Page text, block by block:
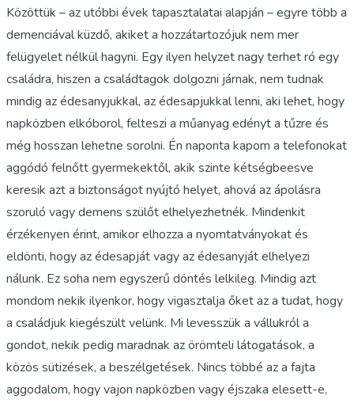
Közöttük – az utóbbi évek tapasztalatai alapján – egyre több a
demenciával küzdő, akiket a hozzátartozójuk nem mer
felügyelet nélkül hagyni. Egy ilyen helyzet nagy terhet ró egy
családra, hiszen a családtagok dolgozni járnak, nem tudnak
mindig az édesanyjukkal, az édesapjukkal lenni, aki lehet, hogy
napközben elkóborol, felteszi a műanyag edényt a tűzre és
még hosszan lehetne sorolni. Én naponta kapom a telefonokat
aggódó felnőtt gyermekektől, akik szinte kétségbeesve
keresik azt a biztonságot nyújtó helyet, ahová az ápolásra
szoruló vagy demens szülőt elhelyezhetnék. Mindenkit
érzékenyen érint, amikor elhozza a nyomtatványokat és
eldönti, hogy az édesapját vagy az édesanyját elhelyezi
nálunk. Ez soha nem egyszerű döntés lelkileg. Mindig azt
mondom nekik ilyenkor, hogy vigasztalja őket az a tudat, hogy
a családjuk kiegészült velünk. Mi levesszük a vállukról a
gondot, nekik pedig maradnak az örömteli látogatások, a
közös sütizések, a beszélgetések. Nincs többé az a fajta
aggodalom, hogy vajon napközben vagy éjszaka elesett-e,